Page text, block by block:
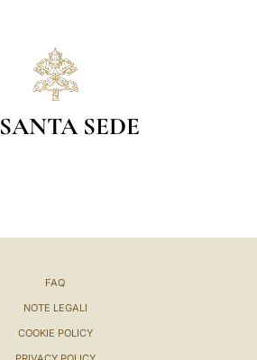
SANTA SEDE
FAQ
NOTE LEGALI
COOKIE POLICY